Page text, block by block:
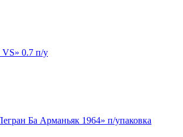
0.7 п/у
Ба Арманьяк 1964» п/упаковка